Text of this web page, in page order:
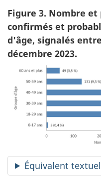
Figure 3. Nombre
confirmés et
d'âge, signalés
décembre 2023.
Équivalent textuel